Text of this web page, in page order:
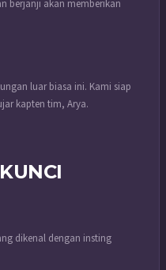
berjanji akan memberikan
luar biasa ini. Kami siap
kapten tim, Arya.
dikenal dengan insting